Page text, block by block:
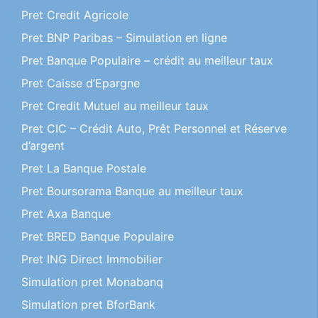
Pret Credit Agricole
Pret BNP Paribas – Simulation en ligne
Pret Banque Populaire – crédit au meilleur taux
Pret Caisse d’Epargne
Pret Credit Mutuel au meilleur taux
Pret CIC – Crédit Auto, Prêt Personnel et Réserve
d’argent
Pret La Banque Postale
Pret Boursorama Banque au meilleur taux
Pret Axa Banque
Pret BRED Banque Populaire
Pret ING Direct Immobilier
Simulation pret Monabanq
Simulation pret BforBank